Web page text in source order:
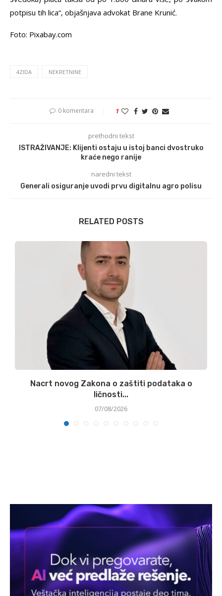
potpisu tih lica“, objašnjava advokat Brane Krunić.
Foto: Pixabay.com
4ZIDA NEKRETNINE
0 komentara 1
prethodni tekst
ISTRAŽIVANJE: Klijenti ostaju u istoj banci dvostruko
kraće nego ranije
naredni tekst
Generali osiguranje uvodi prvu digitalnu agro polisu
RELATED POSTS
Nacrt novog Zakona o zaštiti podataka o
ličnosti...
07/08/2026